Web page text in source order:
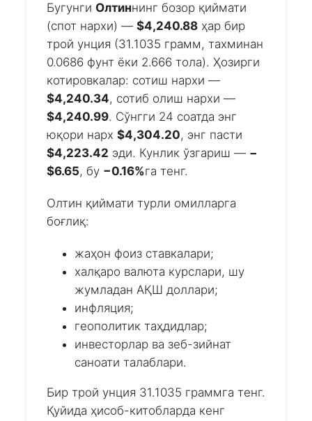
Бугунги Олтиннинг бозор қиймати
(спот нархи) — $4,240.88 ҳар бир
трой унция (31.1035 грамм, тахминан
0.0686 фунт ёки 2.666 тола). Ҳозирги
котировкалар: сотиш нархи —
$4,240.34, сотиб олиш нархи —
$4,240.99. Сўнгги 24 соатда энг
юқори нарх $4,304.20, энг пасти
$4,223.42 эди. Кунлик ўзгариш — −
$6.65, бу −0.16%га тенг.
Олтин қиймати турли омилларга
боғлиқ:
жаҳон фоиз ставкалари;
халқаро валюта курслари, шу
жумладан АҚШ доллари;
инфляция;
геополитик таҳдидлар;
инвесторлар ва зеб-зийнат
саноати талаблари.
Бир трой унция 31.1035 граммга тенг.
Қуйида ҳисоб-китобларда кенг